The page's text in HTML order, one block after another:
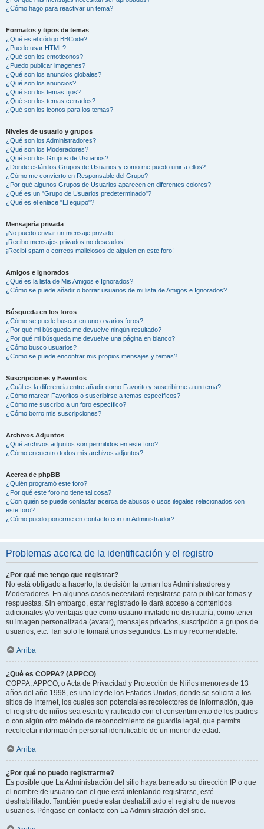
¿Cómo hago para reactivar un tema?
Formatos y tipos de temas
¿Qué es el código BBCode?
¿Puedo usar HTML?
¿Qué son los emoticonos?
¿Puedo publicar imagenes?
¿Qué son los anuncios globales?
¿Qué son los anuncios?
¿Qué son los temas fijos?
¿Qué son los temas cerrados?
¿Qué son los iconos para los temas?
Niveles de usuario y grupos
¿Qué son los Administradores?
¿Qué son los Moderadores?
¿Qué son los Grupos de Usuarios?
¿Donde están los Grupos de Usuarios y como me puedo unir a ellos?
¿Cómo me convierto en Responsable del Grupo?
¿Por qué algunos Grupos de Usuarios aparecen en diferentes colores?
¿Qué es un "Grupo de Usuarios predeterminado"?
¿Qué es el enlace "El equipo"?
Mensajería privada
¡No puedo enviar un mensaje privado!
¡Recibo mensajes privados no deseados!
¡Recibí spam o correos maliciosos de alguien en este foro!
Amigos e Ignorados
¿Qué es la lista de Mis Amigos e Ignorados?
¿Cómo se puede añadir o borrar usuarios de mi lista de Amigos e Ignorados?
Búsqueda en los foros
¿Cómo se puede buscar en uno o varios foros?
¿Por qué mi búsqueda me devuelve ningún resultado?
¿Por qué mi búsqueda me devuelve una página en blanco?
¿Cómo busco usuarios?
¿Como se puede encontrar mis propios mensajes y temas?
Suscripciones y Favoritos
¿Cuál es la diferencia entre añadir como Favorito y suscribirme a un tema?
¿Cómo marcar Favoritos o suscribirse a temas específicos?
¿Cómo me suscribo a un foro específico?
¿Cómo borro mis suscripciones?
Archivos Adjuntos
¿Qué archivos adjuntos son permitidos en este foro?
¿Cómo encuentro todos mis archivos adjuntos?
Acerca de phpBB
¿Quién programó este foro?
¿Por qué este foro no tiene tal cosa?
¿Con quién se puede contactar acerca de abusos o usos ilegales relacionados con
este foro?
¿Cómo puedo ponerme en contacto con un Administrador?
Problemas acerca de la identificación y el registro
¿Por qué me tengo que registrar?
No está obligado a hacerlo, la decisión la toman los Administradores y
Moderadores. En algunos casos necesitará registrarse para publicar temas y
respuestas. Sin embargo, estar registrado le dará acceso a contenidos
adicionales y/o ventajas que como usuario invitado no disfrutaría, como tener
su imagen personalizada (avatar), mensajes privados, suscripción a grupos de
usuarios, etc. Tan solo le tomará unos segundos. Es muy recomendable.
Arriba
¿Qué es COPPA? (APPCO)
COPPA, APPCO, o Acta de Privacidad y Protección de Niños menores de 13
años del año 1998, es una ley de los Estados Unidos, donde se solicita a los
sitios de Internet, los cuales son potenciales recolectores de información, que
el registro de niños sea escrito y ratificado con el consentimiento de los padres
o con algún otro método de reconocimiento de guardia legal, que permita
recolectar información personal identificable de un menor de edad.
Arriba
¿Por qué no puedo registrarme?
Es posible que La Administración del sitio haya baneado su dirección IP o que
el nombre de usuario con el que está intentando registrarse, esté
deshabilitado. También puede estar deshabilitado el registro de nuevos
usuarios. Póngase en contacto con La Administración del sitio.